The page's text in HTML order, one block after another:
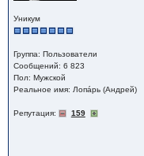
Уникум
Группа: Пользователи
Сообщений: 6 823
Пол: Мужской
Реальное имя: Лопáрь (Андрей)
Репутация: 159